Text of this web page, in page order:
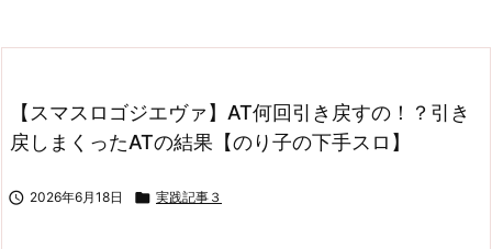
【スマスロゴジエヴァ】AT何回引き戻すの！？引き
戻しまくったATの結果【のり子の下手スロ】
 2026年6月18日  実践記事３